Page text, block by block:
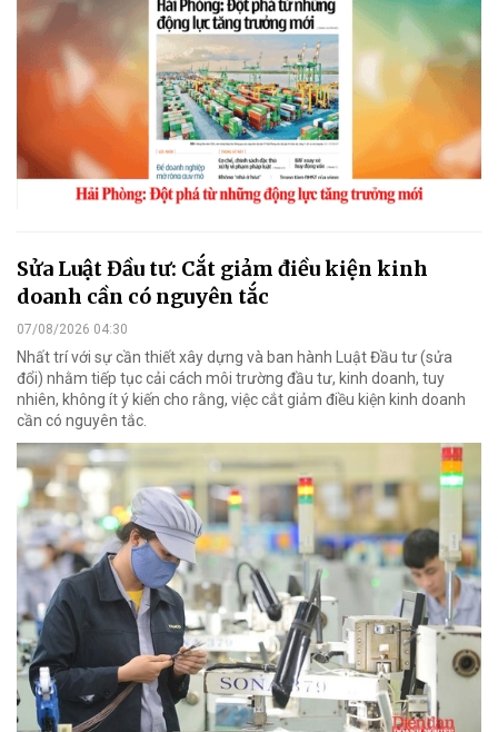
Sửa Luật Đầu tư: Cắt giảm điều kiện kinh
doanh cần có nguyên tắc
07/08/2026 04:30
Nhất trí với sự cần thiết xây dựng và ban hành Luật Đầu tư (sửa
đổi) nhằm tiếp tục cải cách môi trường đầu tư, kinh doanh, tuy
nhiên, không ít ý kiến cho rằng, việc cắt giảm điều kiện kinh doanh
cần có nguyên tắc.